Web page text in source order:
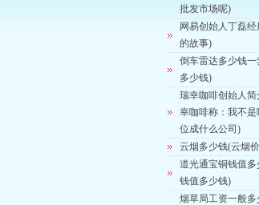
批发市场呢)
网易创始人丁磊
的故事)
倒车雷达多少钱
多少钱)
瑞幸咖啡创始人
幸咖啡称：我不
位成什么公司)
云烟多少钱(云烟
道光通宝铜钱值
钱值多少钱)
烟草局工资一般